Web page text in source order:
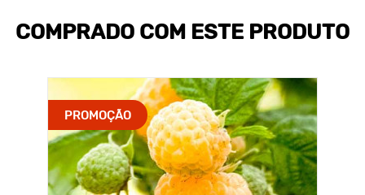
COMPRADO COM ESTE PRODUTO
PROMOÇÃO